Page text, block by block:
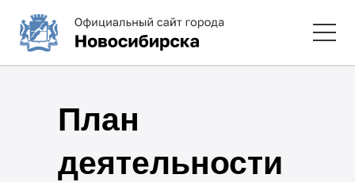
План
деятельности